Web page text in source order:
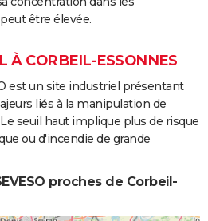
être élevée.
À CORBEIL-ESSONNES
est un site industriel présentant
liés à la manipulation de
seuil haut implique plus de risque
ou d'incendie de grande
proches de Corbeil-